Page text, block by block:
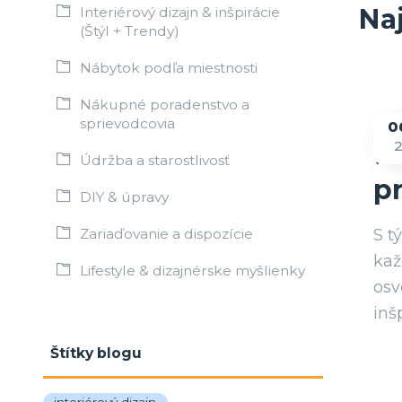
Interiérový dizajn & inšpirácie
(Štýl + Trendy)
Nábytok podľa miestnosti
Nákupné poradenstvo a
sprievodcovia
Údržba a starostlivosť
DIY & úpravy
Zariaďovanie a dispozície
Lifestyle & dizajnérske myšlienky
Štítky blogu
🍽️
S